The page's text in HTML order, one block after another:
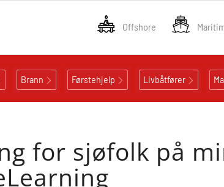
Offshore
Brann Førstehjelp Livbåtfører
for sjøfolk på